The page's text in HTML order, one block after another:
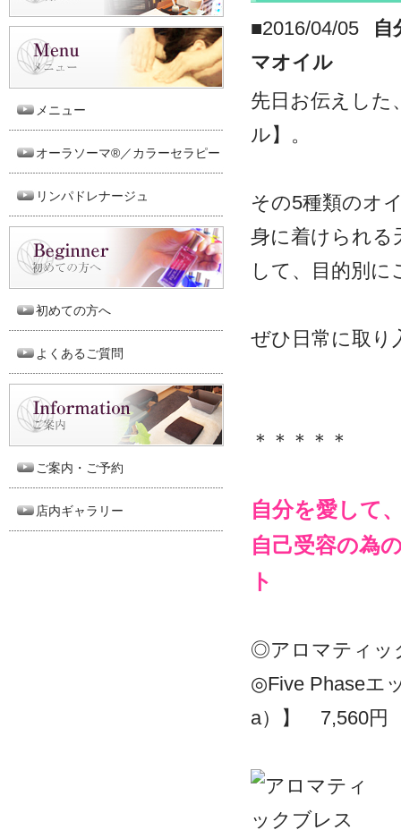
メニュー
オーラソーマ®／カラーセラピー
リンパドレナージュ
初めての方へ
よくあるご質問
ご案内・ご予約
店内ギャラリー
■2016/04/05
自
マオイル
先日お伝えした
ル】。
その5種類のオ
身に着けられる
して、目的別に
ぜひ日常に取り
＊＊＊＊＊
自分を愛して
自己受容の為
ト
◎アロマティ
◎Five Phaseエ
a）】 7,560円